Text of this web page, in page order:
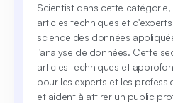
Scientist dans cette
articles techniques et
science des données
l'analyse de données. Cette
articles techniques et
pour les experts et les
et aident à attirer un public